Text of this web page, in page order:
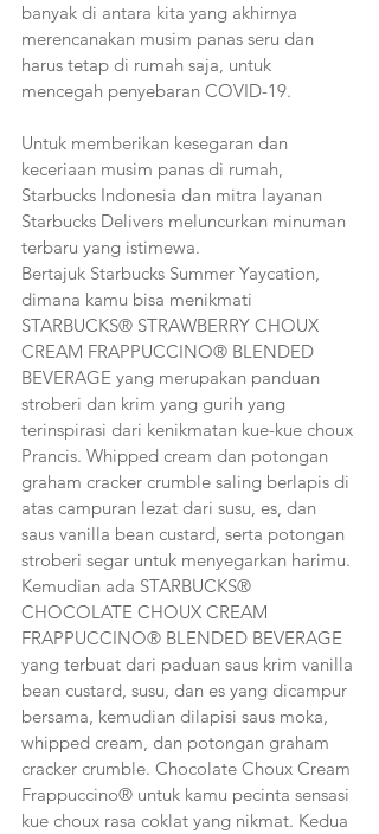
banyak di antara kita yang akhirnya
merencanakan musim panas seru dan
harus tetap di rumah saja, untuk
mencegah penyebaran COVID-19.
Untuk memberikan kesegaran dan
keceriaan musim panas di rumah,
Starbucks Indonesia dan mitra layanan
Starbucks Delivers meluncurkan minuman
terbaru yang istimewa.
Bertajuk Starbucks Summer Yaycation,
dimana kamu bisa menikmati
STARBUCKS® STRAWBERRY CHOUX
CREAM FRAPPUCCINO® BLENDED
BEVERAGE yang merupakan panduan
stroberi dan krim yang gurih yang
terinspirasi dari kenikmatan kue-kue choux
Prancis. Whipped cream dan potongan
graham cracker crumble saling berlapis di
atas campuran lezat dari susu, es, dan
saus vanilla bean custard, serta potongan
stroberi segar untuk menyegarkan harimu.
Kemudian ada STARBUCKS®
CHOCOLATE CHOUX CREAM
FRAPPUCCINO® BLENDED BEVERAGE
yang terbuat dari paduan saus krim vanilla
bean custard, susu, dan es yang dicampur
bersama, kemudian dilapisi saus moka,
whipped cream, dan potongan graham
cracker crumble. Chocolate Choux Cream
Frappuccino® untuk kamu pecinta sensasi
kue choux rasa coklat yang nikmat. Kedua